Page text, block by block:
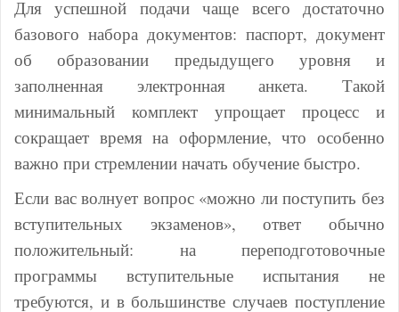
Для успешной подачи чаще всего достаточно
базового набора документов: паспорт, документ
об образовании предыдущего уровня и
заполненная электронная анкета. Такой
минимальный комплект упрощает процесс и
сокращает время на оформление, что особенно
важно при стремлении начать обучение быстро.
Если вас волнует вопрос «можно ли поступить без
вступительных экзаменов», ответ обычно
положительный: на переподготовочные
программы вступительные испытания не
требуются, и в большинстве случаев поступление